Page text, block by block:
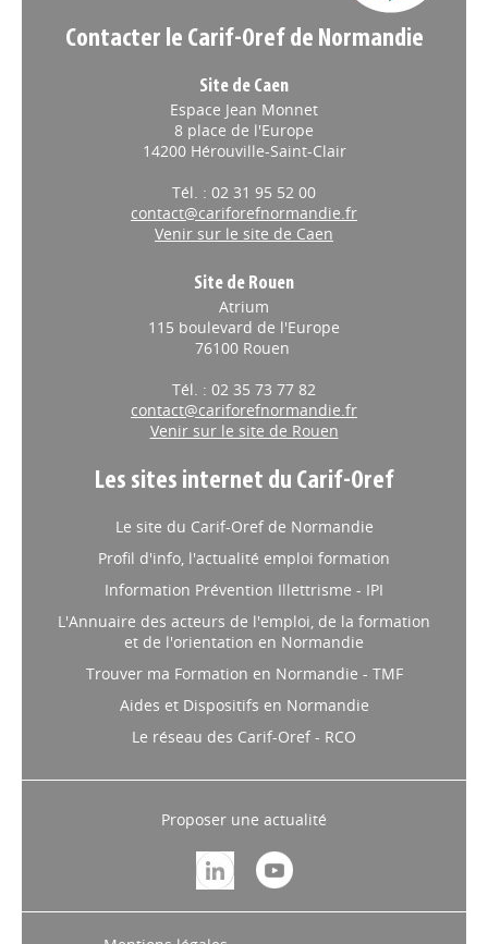
Contacter le Carif-Oref de Normandie
Site de Caen
Espace Jean Monnet
8 place de l'Europe
14200 Hérouville-Saint-Clair
Tél. : 02 31 95 52 00
contact@cariforefnormandie.fr
Venir sur le site de Caen
Site de Rouen
Atrium
115 boulevard de l'Europe
76100 Rouen
Tél. : 02 35 73 77 82
contact@cariforefnormandie.fr
Venir sur le site de Rouen
Les sites internet du Carif-Oref
Le site du Carif-Oref de Normandie
Profil d'info, l'actualité emploi formation
Information Prévention Illettrisme - IPI
L'Annuaire des acteurs de l'emploi, de la formation
et de l'orientation en Normandie
Trouver ma Formation en Normandie - TMF
Aides et Dispositifs en Normandie
Le réseau des Carif-Oref - RCO
Proposer une actualité